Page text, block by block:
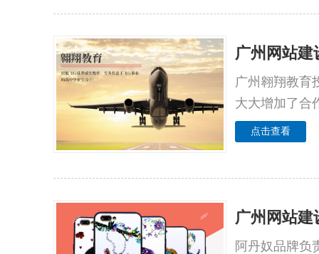
广州网站
广州翱翔教育
大大增加了合
点击查看
广州网站建
阿丹奴品牌负